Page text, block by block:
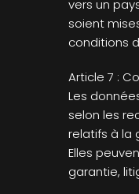
vers un
soient
conditions
Article 7 :
Les
selon les
relatifs à la
Elles
garantie,